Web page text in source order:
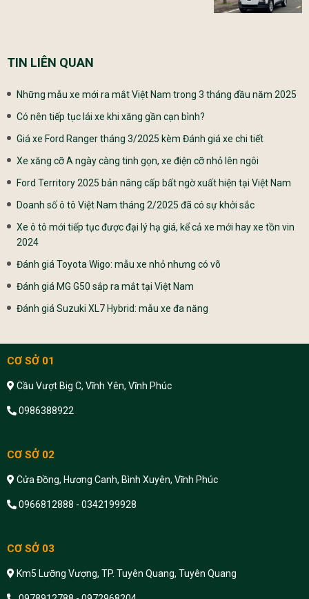
TIN LIÊN QUAN
Những mẫu xe mới ra mắt Việt Nam trong 3 tháng đầu năm 2025
Có nên tiếp tục lái xe khi xăng gần cạn bình?
Giá xe Ford Ranger tháng 3/2025 kèm Đánh giá xe chi tiết
Xe xăng cỡ A ngày càng tinh gọn, xe điện cỡ nhỏ lên ngôi
Ford Territory 2025 bản nâng cấp bất ngờ xuất hiện tại Việt Nam
Doanh số ô tô Việt Nam tháng 2/2025 đã có sự khởi sắc
Xe ô tô mới tiếp tục được đại lý hạ giá, kể cả xe mới hay xe tồn vin
2024
Đánh giá Toyota Wigo: mẫu xe nhỏ nhưng có võ
Đánh giá MG G50 sắp ra mắt tại Việt Nam
Đánh giá Suzuki XL7 Hybrid: mẫu xe đa năng
CƠ SỞ 01
Cầu Vượt Big C, Vĩnh Yên, Vĩnh Phúc
0986388922
CƠ SỞ 02
Cửa Đồng, Hương Canh, Bình Xuyên, Vĩnh Phúc
0966812888 - 0342199928
CƠ SỞ 03
Km5 Lưỡng Vượng, TP. Tuyên Quang, Tuyên Quang